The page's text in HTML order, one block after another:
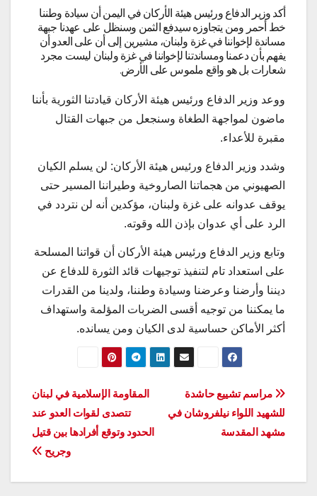
أكد وزير الدفاع ورئيس هيئة الأركان في اليمن أن سيادة وطننا
خط أحمر ومن يتجاوزه سيدفع الثمن وسنظل على عهدنا جبهة
مساندة لإخواننا في غزة ولبنان، مشيرين إلى أن على العدو أن
يفهم بأن دعمنا ومساندتنا لإخواننا في غزة ولبنان ليست مجرد
شعارات بل هو واقع ملموس على الأرض.
ووعد وزير الدفاع ورئيس هيئة الأركان قيادتنا الثورية بأننا
ماضون لمواجهة الطغاة وسنجعل من جبهات القتال
مقبرة للأعداء.
وشدد وزير الدفاع ورئيس هيئة الأركان: لن يسلم الكيان
الصهيوني من هجماتنا الصاروخية وطيراننا المسير حتى
يوقف عدوانه على غزة ولبنان، مؤكدين أنه لن نتردد في
الرد على أي عدوان بإذن الله وقوته.
وتابع وزير الدفاع ورئيس هيئة الأركان أن قواتنا المسلحة
على استعداد تام لتنفيذ توجيهات قائد الثورة للدفاع عن
ديننا وأرضنا وعرضنا وسيادة وطننا، ولدينا من القدرات
ما يمكننا من توجيه أقسى الضربات المؤلمة واستهداف
أكثر الأماكن حساسية لدى الكيان ومن يسانده.
تصفّح
المقالات
المقاومة الإسلامية في لبنان
تتصدى لقوات العدو عند
الحدود وتوقع أفرادها بين قتيل
وجريح
مراسم تشييع حاشدة
للشهيد اللواء نيلفروشان في
مشهد المقدسة